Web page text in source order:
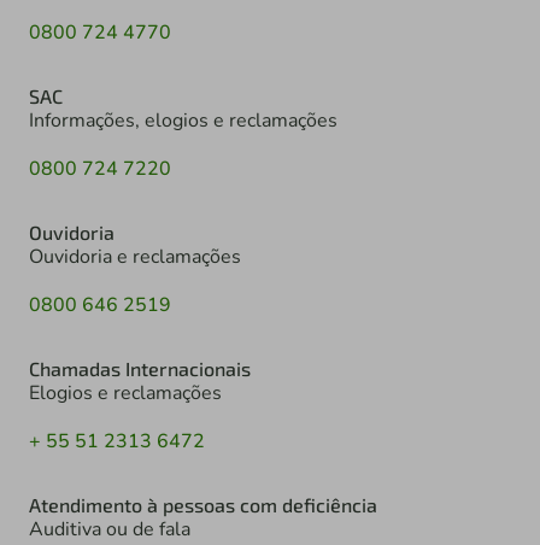
0800 724 4770
SAC
Informações, elogios e reclamações
0800 724 7220
Ouvidoria
Ouvidoria e reclamações
0800 646 2519
Chamadas Internacionais
Elogios e reclamações
+ 55 51 2313 6472
Atendimento à pessoas com deficiência
Auditiva ou de fala